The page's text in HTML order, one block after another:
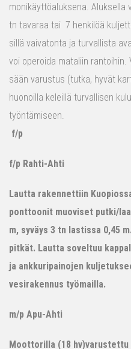
monikäyttöaluksena. Aluksella
tn tavaraa tai 7 henkilöä
sillä vaivatonta ja turvallista
voi operoida mataliin rantoihin.
sään varustus (tutka, hyvät
huonoilla keleillä turvallisen
työntämiseen.
f/p
f/p Rahti-Ahti
Lautta rakennettiin
ponttoonit muoviset putki/
m, syväys 3 tn lastissa 0,45
pitkät. Lautta soveltuu
ja ankkuripainojen
vesirakennus työmailla.
m/p Apu-Ahti
Moottorilla (18